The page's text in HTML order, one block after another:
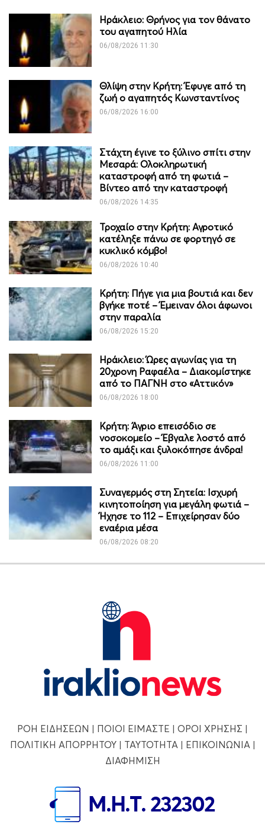
Ηράκλειο: Θρήνος για τον θάνατο
του αγαπητού Ηλία
06/08/2026 11:30
Θλίψη στην Κρήτη: Έφυγε από τη
ζωή ο αγαπητός Κωνσταντίνος
06/08/2026 16:00
Στάχτη έγινε το ξύλινο σπίτι στην
Μεσαρά: Ολοκληρωτική
καταστροφή από τη φωτιά –
Βίντεο από την καταστροφή
06/08/2026 14:35
Τροχαίο στην Κρήτη: Αγροτικό
κατέληξε πάνω σε φορτηγό σε
κυκλικό κόμβο!
06/08/2026 10:40
Κρήτη: Πήγε για μια βουτιά και δεν
βγήκε ποτέ – Έμειναν όλοι άφωνοι
στην παραλία
06/08/2026 15:20
Ηράκλειο: Ώρες αγωνίας για τη
20χρονη Ραφαέλα – Διακομίστηκε
από το ΠΑΓΝΗ στο «Αττικόν»
06/08/2026 18:00
Κρήτη: Άγριο επεισόδιο σε
νοσοκομείο – Έβγαλε λοστό από
το αμάξι και ξυλοκόπησε άνδρα!
06/08/2026 11:00
Συναγερμός στη Σητεία: Ισχυρή
κινητοποίηση για μεγάλη φωτιά –
Ήχησε το 112 – Επιχείρησαν δύο
εναέρια μέσα
06/08/2026 08:20
ΡΟΗ ΕΙΔΗΣΕΩΝ | ΠΟΙΟΙ ΕΙΜΑΣΤΕ | ΟΡΟΙ ΧΡΗΣΗΣ |
ΠΟΛΙΤΙΚΗ ΑΠΟΡΡΗΤΟΥ| ΤΑΥΤΟΤΗΤΑ | ΕΠΙΚΟΙΝΩΝΙΑ |
ΔΙΑΦΗΜΙΣΗ